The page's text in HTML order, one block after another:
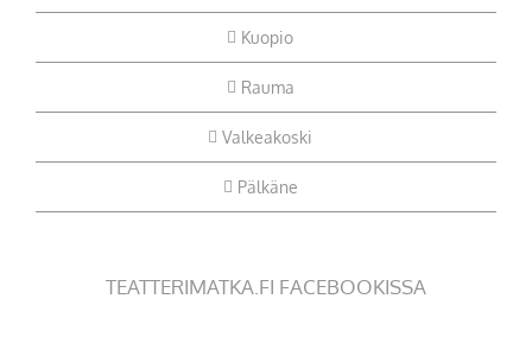
Kuopio
Rauma
Valkeakoski
Pälkäne
TEATTERIMATKA.FI FACEBOOKISSA